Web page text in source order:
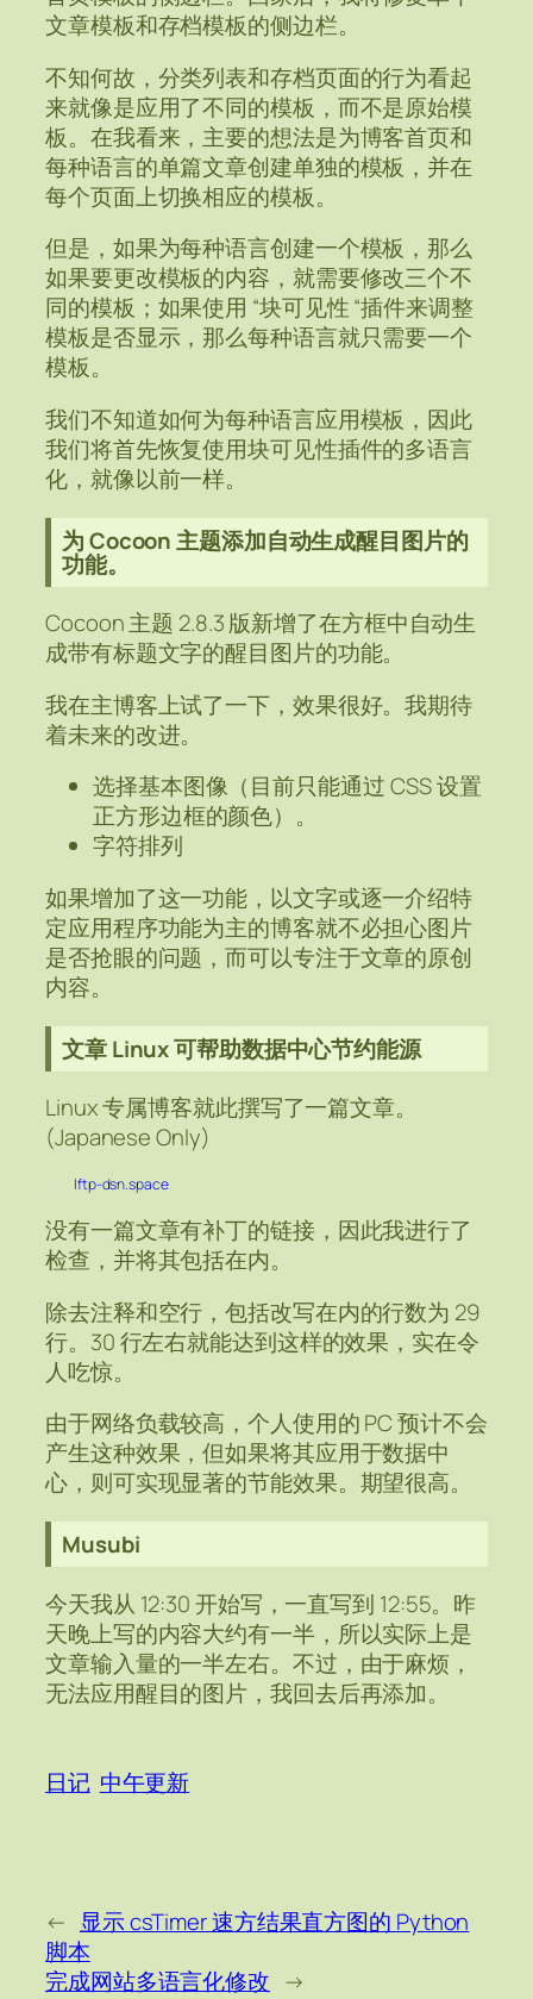
文章模板和存档模板的侧边栏。
不知何故，分类列表和存档页面的行为看起
来就像是应用了不同的模板，而不是原始模
板。在我看来，主要的想法是为博客首页和
每种语言的单篇文章创建单独的模板，并在
每个页面上切换相应的模板。
但是，如果为每种语言创建一个模板，那么
如果要更改模板的内容，就需要修改三个不
同的模板；如果使用 “块可见性 “插件来调整
模板是否显示，那么每种语言就只需要一个
模板。
我们不知道如何为每种语言应用模板，因此
我们将首先恢复使用块可见性插件的多语言
化，就像以前一样。
为 Cocoon 主题添加自动生成醒目图片的
功能。
Cocoon 主题 2.8.3 版新增了在方框中自动生
成带有标题文字的醒目图片的功能。
我在主博客上试了一下，效果很好。我期待
着未来的改进。
选择基本图像（目前只能通过 CSS 设置
正方形边框的颜色）。
字符排列
如果增加了这一功能，以文字或逐一介绍特
定应用程序功能为主的博客就不必担心图片
是否抢眼的问题，而可以专注于文章的原创
内容。
文章 Linux 可帮助数据中心节约能源
Linux 专属博客就此撰写了一篇文章。
(Japanese Only)
lftp-dsn.space
没有一篇文章有补丁的链接，因此我进行了
检查，并将其包括在内。
除去注释和空行，包括改写在内的行数为 29
行。30 行左右就能达到这样的效果，实在令
人吃惊。
由于网络负载较高，个人使用的 PC 预计不会
产生这种效果，但如果将其应用于数据中
心，则可实现显著的节能效果。期望很高。
Musubi
今天我从 12:30 开始写，一直写到 12:55。昨
天晚上写的内容大约有一半，所以实际上是
文章输入量的一半左右。不过，由于麻烦，
无法应用醒目的图片，我回去后再添加。
日记 中午更新
← 显示 csTimer 速方结果直方图的 Python
脚本
完成网站多语言化修改 →